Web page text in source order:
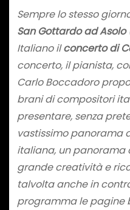
Sempre lo stesso
San Gottardo ad Asolo
Italiano ilconcerto di
concerto, il pianista,
Carlo Boccadoro
brani di compositori
presentare, senza
vastissimo panorama
italiana, un panorama
grande creatività e
talvolta anche in
programma le pagine